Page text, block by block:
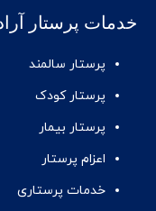
خدمات پرستار
پرستار سالمند
پرستار کودک
پرستار بیمار
اعزام پرستار
خدمات پرستاری